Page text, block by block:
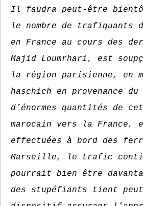
Il faudra peut-être
le nombre de trafiquants
en France au cours des
Majid Loumrhari, est
la région parisienne, en
haschich en provenance
d’énormes quantités de
marocain vers la France,
effectuées à bord des
Marseille, le trafic
pourrait bien être
des stupéfiants tient